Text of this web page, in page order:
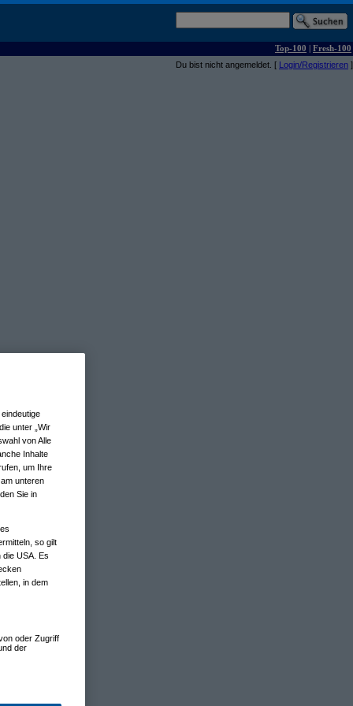
Top-100 | Fresh-100
Du bist nicht angemeldet. [ Login/Registrieren ]
unter „Wir
von Alle
Inhalte
um Ihre
unteren
Sie in
so gilt
die USA. Es
in dem
oder Zugriff
der